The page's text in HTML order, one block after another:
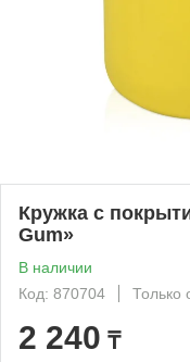
Кружка с
Gum»
В наличии
Код: 870704
Только
2 240 ₸